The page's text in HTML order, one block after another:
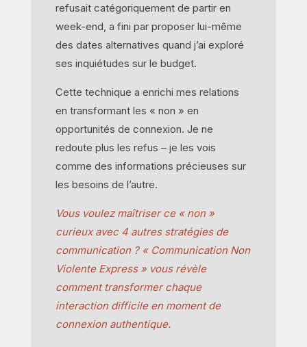
refusait catégoriquement de partir en
week-end, a fini par proposer lui-même
des dates alternatives quand j’ai exploré
ses inquiétudes sur le budget.
Cette technique a enrichi mes relations
en transformant les « non » en
opportunités de connexion. Je ne
redoute plus les refus – je les vois
comme des informations précieuses sur
les besoins de l’autre.
Vous voulez maîtriser ce « non »
curieux avec 4 autres stratégies de
communication ? « Communication Non
Violente Express » vous révèle
comment transformer chaque
interaction difficile en moment de
connexion authentique.